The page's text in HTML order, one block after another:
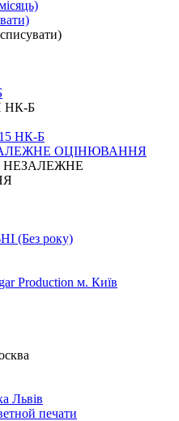
НК-Б
НК-Б
ОЦІНЮВАННЯ
НЕЗАЛЕЖНЕ
(Без року)
Production м. Київ
Львів
печати